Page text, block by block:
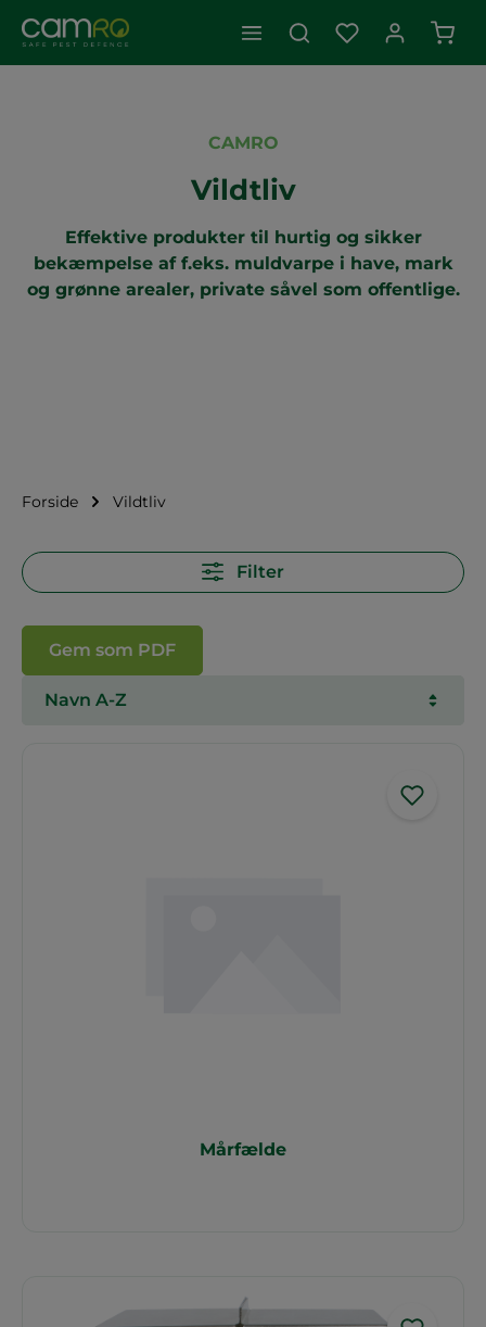
CAMRO
Vildtliv
Effektive produkter til hurtig og sikker
bekæmpelse af f.eks. muldvarpe i have, mark
og grønne arealer, private såvel som offentlige.
Forside Vildtliv
Filter
Gem som PDF
Mårfælde